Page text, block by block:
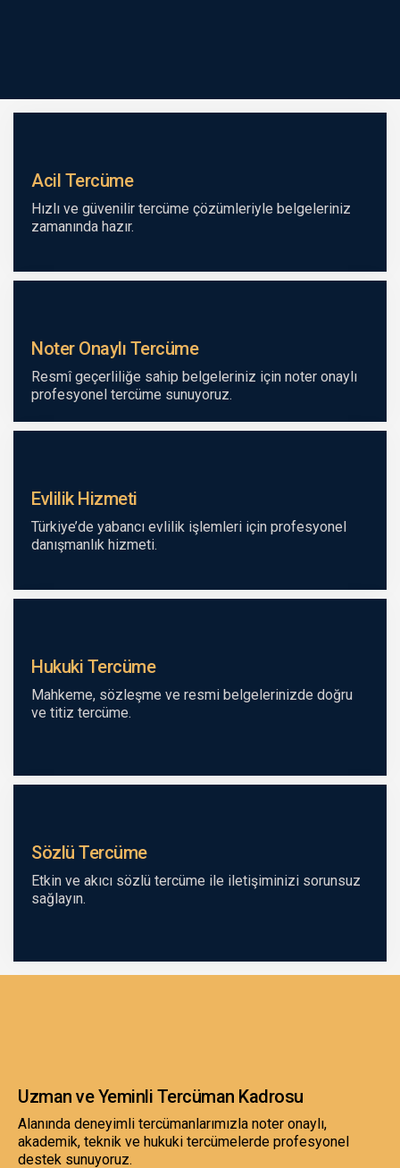
Acil Tercüme
Hızlı ve güvenilir tercüme çözümleriyle belgeleriniz
zamanında hazır.
Noter Onaylı Tercüme
Resmî geçerliliğe sahip belgeleriniz için noter onaylı
profesyonel tercüme sunuyoruz.
Evlilik Hizmeti
Türkiye’de yabancı evlilik işlemleri için profesyonel
danışmanlık hizmeti.
Hukuki Tercüme
Mahkeme, sözleşme ve resmi belgelerinizde doğru
ve titiz tercüme.
Sözlü Tercüme
Etkin ve akıcı sözlü tercüme ile iletişiminizi sorunsuz
sağlayın.
Uzman ve Yeminli Tercüman Kadrosu
Alanında deneyimli tercümanlarımızla noter onaylı,
akademik, teknik ve hukuki tercümelerde profesyonel
destek sunuyoruz.